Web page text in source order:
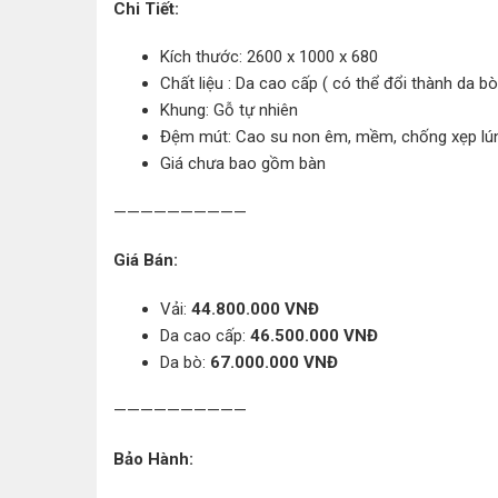
Chi Tiết:
Kích thước: 2600 x 1000 x 680
Chất liệu : Da cao cấp ( có thể đổi thành da
Khung: Gỗ tự nhiên
Đệm mút: Cao su non êm, mềm, chống xẹp
Giá chưa bao gồm bàn
——————————
Giá Bán:
Vải: 44.800.000 VNĐ
Da cao cấp: 46.500.000 VNĐ
Da bò: 67.000.000 VNĐ
——————————
Bảo Hành: